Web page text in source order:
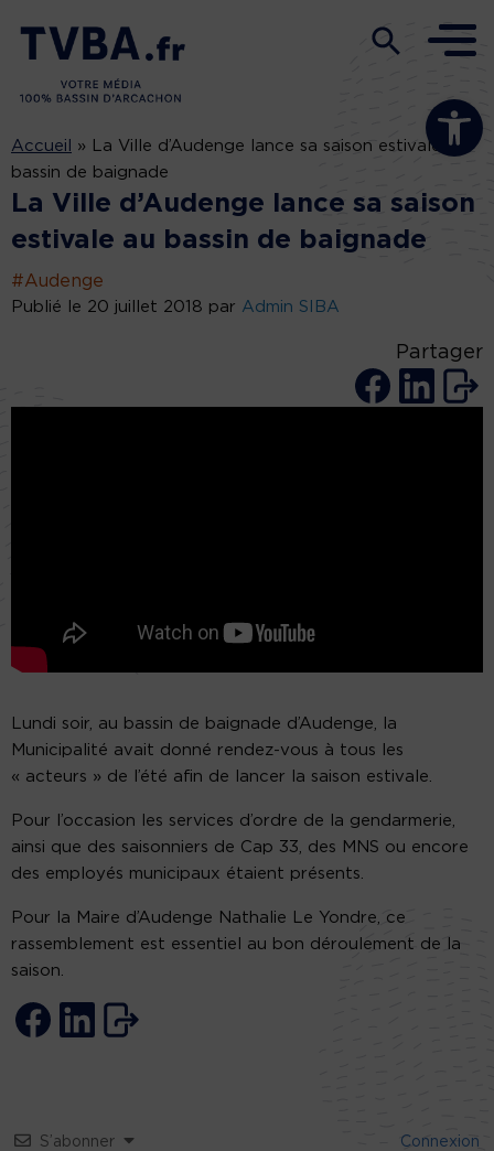
Ouvrir la
Accueil »
La Ville d’Audenge lance sa saison estivale au
bassin de baignade
La Ville d’Audenge lance sa saison
estivale au bassin de baignade
#Audenge
Publié le 20 juillet 2018 par Admin SIBA
Partager
Lundi soir, au bassin de baignade d’Audenge, la
Municipalité avait donné rendez-vous à tous les
« acteurs » de l’été afin de lancer la saison estivale.
Pour l’occasion les services d’ordre de la gendarmerie,
ainsi que des saisonniers de Cap 33, des MNS ou encore
des employés municipaux étaient présents.
Pour la Maire d’Audenge Nathalie Le Yondre, ce
rassemblement est essentiel au bon déroulement de la
saison.
S’abonner Connexion